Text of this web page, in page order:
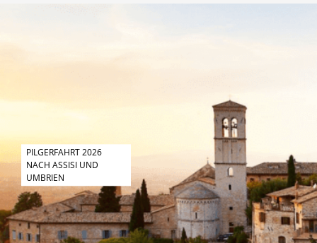
PILGERFAHRT 2026
NACH ASSISI UND
UMBRIEN